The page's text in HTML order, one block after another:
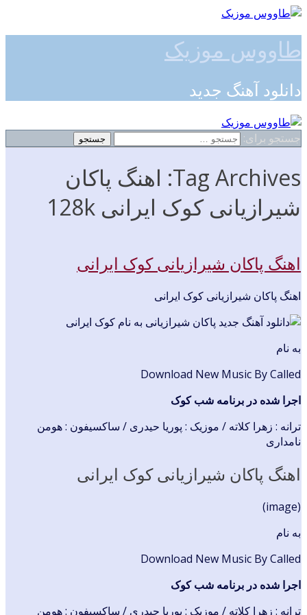
طاووس موزیک
دانلود آهنگ جدید
جستجو برای:
Tag Archives: اهنگ پاکان
شیرازیانی کوک ایرانی 128k
اهنگ پاکان شیرازیانی کوک ایرانی
اهنگ پاکان شیرازیانی کوک ایرانی
به نام
Download New Music By Called
اجرا شده در برنامه شب کوک
ترانه : زهرا کلاته / موزیک : پوریا حیدری / ساکسیفون : هومن
نامداری
اهنگ پاکان شیرازیانی کوک ایرانی
(image)
به نام
Download New Music By Called
اجرا شده در برنامه شب کوک
ترانه : زهرا کلاته / موزیک : پوریا حیدری / ساکسیفون : هومن